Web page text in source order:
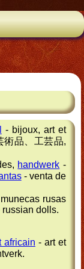
- bijoux, art et
術品、工芸品,
handwerk -
- venta de
rusas
dolls.
africain - art et